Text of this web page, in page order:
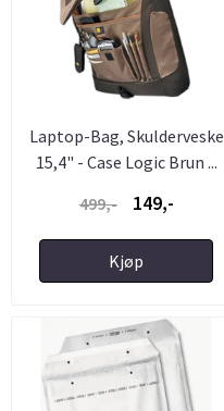
Laptop-Bag, Skulderveske
15,4" - Case Logic Brun ...
499,-
149,-
Kjøp